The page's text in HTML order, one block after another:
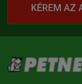
KÉREM AZ